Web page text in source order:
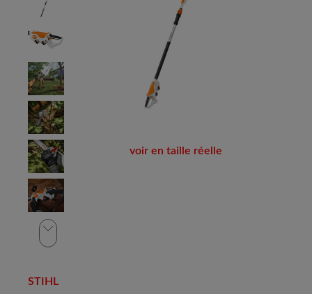
voir en taille réelle
STIHL